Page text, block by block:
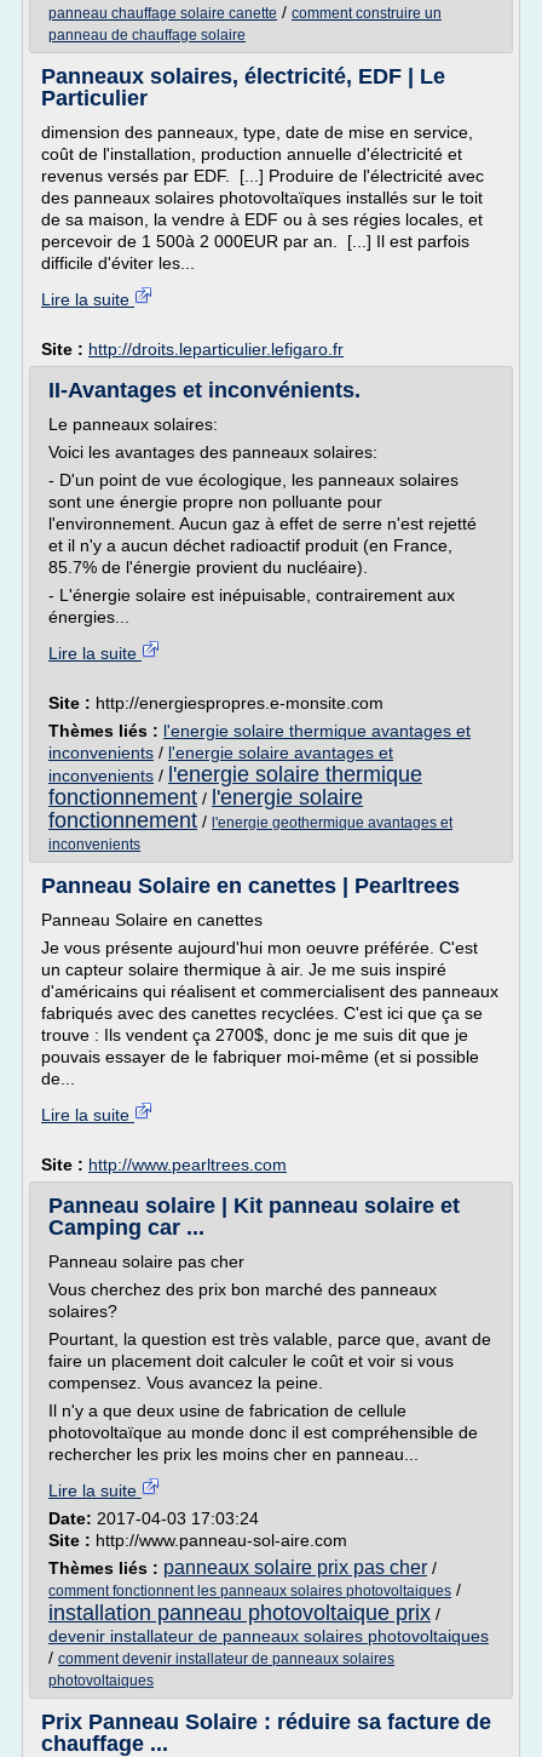
panneau chauffage solaire canette / comment construire un
panneau de chauffage solaire
Panneaux solaires, électricité, EDF | Le
Particulier
dimension des panneaux, type, date de mise en service,
coût de l'installation, production annuelle d'électricité et
revenus versés par EDF. [...] Produire de l'électricité avec
des panneaux solaires photovoltaïques installés sur le toit
de sa maison, la vendre à EDF ou à ses régies locales, et
percevoir de 1 500à 2 000EUR par an. [...] Il est parfois
difficile d'éviter les...
Lire la suite
Site : http://droits.leparticulier.lefigaro.fr
II-Avantages et inconvénients.
Le panneaux solaires:
Voici les avantages des panneaux solaires:
- D'un point de vue écologique, les panneaux solaires
sont une énergie propre non polluante pour
l'environnement. Aucun gaz à effet de serre n'est rejetté
et il n'y a aucun déchet radioactif produit (en France,
85.7% de l'énergie provient du nucléaire).
- L'énergie solaire est inépuisable, contrairement aux
énergies...
Lire la suite
Site : http://energiespropres.e-monsite.com
Thèmes liés : l'energie solaire thermique avantages et
inconvenients / l'energie solaire avantages et
inconvenients / l'energie solaire thermique
fonctionnement / l'energie solaire
fonctionnement / l'energie geothermique avantages et
inconvenients
Panneau Solaire en canettes | Pearltrees
Panneau Solaire en canettes
Je vous présente aujourd'hui mon oeuvre préférée. C'est
un capteur solaire thermique à air. Je me suis inspiré
d'américains qui réalisent et commercialisent des panneaux
fabriqués avec des canettes recyclées. C'est ici que ça se
trouve : Ils vendent ça 2700$, donc je me suis dit que je
pouvais essayer de le fabriquer moi-même (et si possible
de...
Lire la suite
Site : http://www.pearltrees.com
Panneau solaire | Kit panneau solaire et
Camping car ...
Panneau solaire pas cher
Vous cherchez des prix bon marché des panneaux
solaires?
Pourtant, la question est très valable, parce que, avant de
faire un placement doit calculer le coût et voir si vous
compensez. Vous avancez la peine.
Il n'y a que deux usine de fabrication de cellule
photovoltaïque au monde donc il est compréhensible de
rechercher les prix les moins cher en panneau...
Lire la suite
Date: 2017-04-03 17:03:24
Site : http://www.panneau-sol-aire.com
Thèmes liés : panneaux solaire prix pas cher /
comment fonctionnent les panneaux solaires photovoltaiques /
installation panneau photovoltaique prix /
devenir installateur de panneaux solaires photovoltaiques
/ comment devenir installateur de panneaux solaires
photovoltaiques
Prix Panneau Solaire : réduire sa facture de
chauffage ...